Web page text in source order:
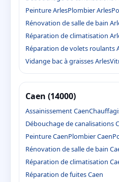
Peinture ArlesPlombier Arles
Rénovation de salle de bain
Réparation de climatisation
Réparation de volets roulants
Vidange bac à graisses Arles
Caen (14000)
Assainissement Caen
Débouchage de canalisations
Peinture CaenPlombier Caen
Rénovation de salle de bain
Réparation de climatisation
Réparation de fuites Caen